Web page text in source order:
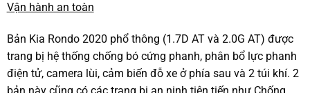
Vận hành an toàn
Bản Kia Rondo 2020 phổ thông (1.7D AT và 2.0G AT) được
trang bị hệ thống chống bó cứng phanh, phân bổ lực phanh
điện tử, camera lùi, cảm biến đỗ xe ở phía sau và 2 túi khí. 2